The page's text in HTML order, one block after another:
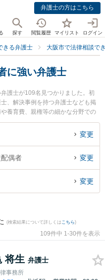
弁護士の方はこちら
探す 閲覧履歴 マイリスト ログイン
きる弁護士 大阪市で法律相談で
に強い弁護士
護士が109名見つかりました。初
、解決事例を持つ弁護士なども掲
養育費、親権等の細かな分野での
事務所の大亀 将生弁護士や冬夏法
の浦野 智文弁護士のプロフィール
士を検索したい』『初回相談無料
内の弁護士に相談予約したい』な
変更
偶者 変更
変更
(検索結果について詳しくは こちら)
109件中 1-30件を表示
将生 弁護士
事務所